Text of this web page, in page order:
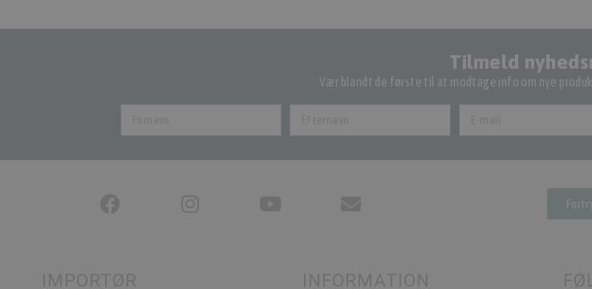
Tilmeld
Vær blandt de første til at modtage info om nye